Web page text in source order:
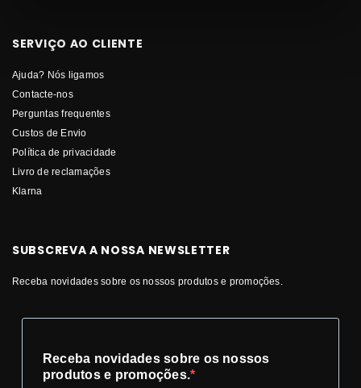
SERVIÇO AO CLIENTE
Ajuda? Nós ligamos
Contacte-nos
Perguntas frequentes
Custos de Envio
Política de privacidade
Livro de reclamações
Klarna
SUBSCREVA A NOSSA NEWSLETTER
Receba novidades sobre os nossos produtos e promoções.
Receba novidades sobre os nossos
produtos e promoções.